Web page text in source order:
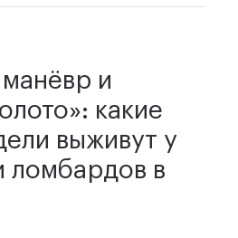
и
какие
выживут у
ломбардов в